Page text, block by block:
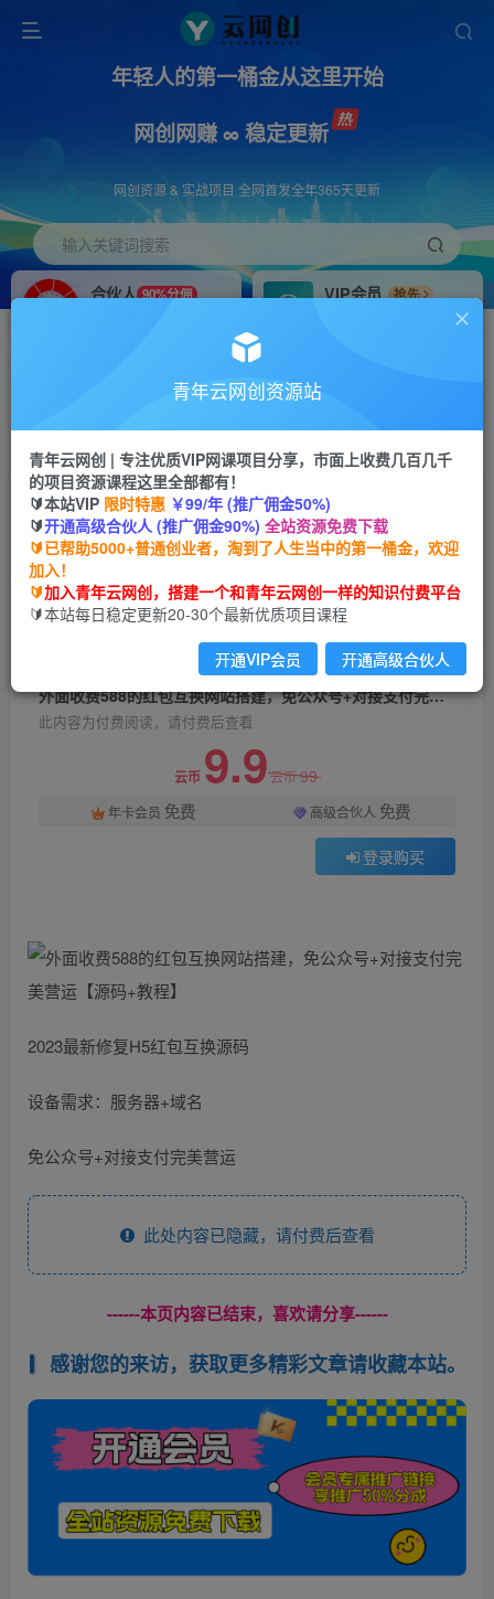
年轻人的第一桶金从这里开始
网创网赚 ∞ 稳定更新
网创资源 & 实战项目 全网首发全年365天更新
输入关键词搜索
合伙人 90%分佣
VIP会员
抢先
搭建同款网站，自己当老板
首页 创业课程 会员免费 正文
外面收费588的红包互换网站搭建，免公众号+对
接支付完美营运【源码+教程】
青年云网创
2年前发布
关注 私信
外面收费588的红包互换网站搭建，免公众号+对接支付完美营运【源码+教程】
此内容为付费阅读，请付费后查看
云币 9.9云币99
年卡会员 免费 高级合伙人 免费
登录购买
2023最新修复H5红包互换源码
设备需求：服务器+域名
免公众号+对接支付完美营运
此处内容已隐藏，请付费后查看
------本页内容已结束，喜欢请分享------
感谢您的来访，获取更多精彩文章请收藏本站。
青年云网创资源站
青年云网创 | 专注优质VIP网课项目分享，市面上收费几百几千
的项目资源课程这里全部都有！
🔰本站VIP 限时特惠 ￥99/年 (推广佣金50%)
🔰开通高级合伙人 (推广佣金90%) 全站资源免费下载
🔰已帮助5000+普通创业者，淘到了人生当中的第一桶金，欢迎
加入！
🔰加入青年云网创，搭建一个和青年云网创一样的知识付费平台
🔰本站每日稳定更新20-30个最新优质项目课程
开通VIP会员 开通高级合伙人